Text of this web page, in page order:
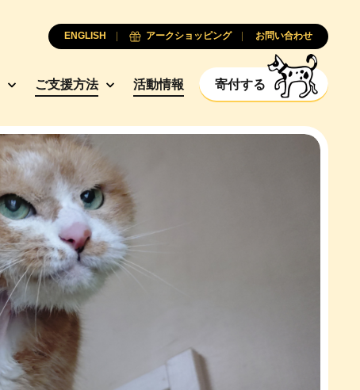
ご支援方法 活動情報 寄付する
ENGLISH アークショッピング お問い合わせ